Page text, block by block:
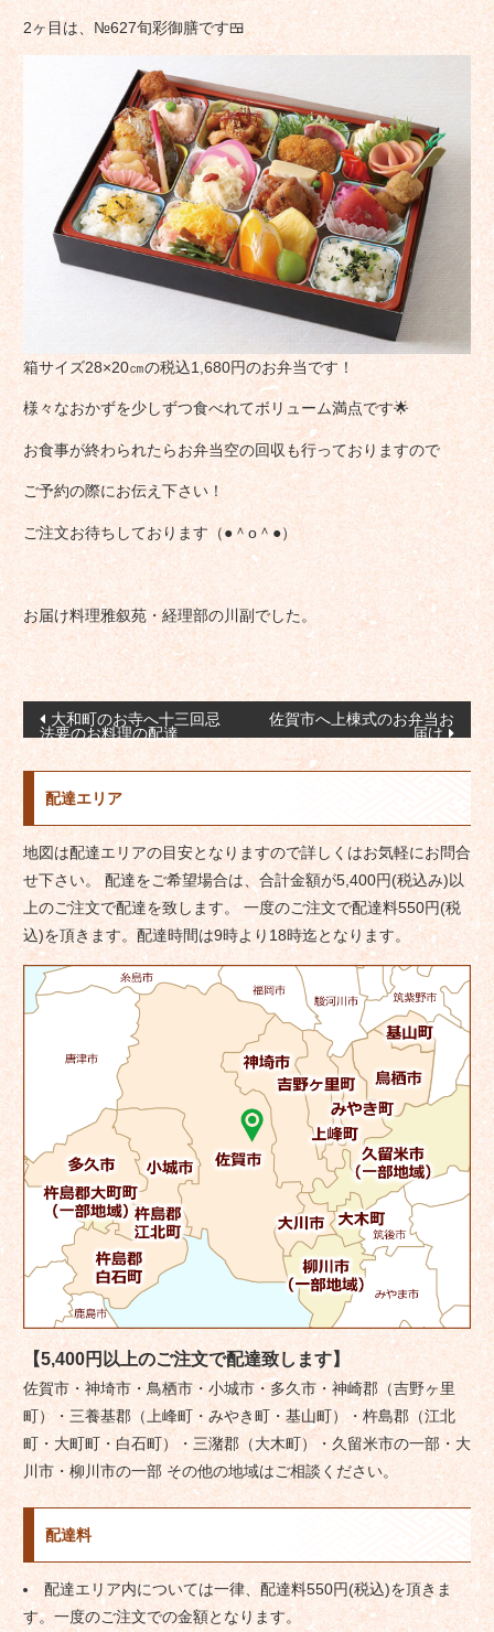
2ヶ目は、№627旬彩御膳です🍱
箱サイズ28×20㎝の税込1,680円のお弁当です！
様々なおかずを少しずつ食べれてボリューム満点です🌟
お食事が終わられたらお弁当空の回収も行っておりますので
ご予約の際にお伝え下さい！
ご注文お待ちしております（●＾o＾●）
お届け料理雅叙苑・経理部の川副でした。
投
稿
ナ
ビ
ゲ
ー
シ
ョ
ン
大和町のお寺へ十三回忌
法要のお料理の配達
佐賀市へ上棟式のお弁当お
届け
配達エリア
地図は配達エリアの目安となりますので詳しくはお気軽にお問合
せ下さい。 配達をご希望場合は、合計金額が5,400円(税込み)以
上のご注文で配達を致します。 一度のご注文で配達料550円(税
込)を頂きます。配達時間は9時より18時迄となります。
【5,400円以上のご注文で配達致します】
佐賀市・神埼市・鳥栖市・小城市・多久市・神崎郡（吉野ヶ里
町）・三養基郡（上峰町・みやき町・基山町）・杵島郡（江北
町・大町町・白石町）・三潴郡（大木町）・久留米市の一部・大
川市・柳川市の一部 その他の地域はご相談ください。
配達料
配達エリア内については一律、配達料550円(税込)を頂きま
す。一度のご注文での金額となります。